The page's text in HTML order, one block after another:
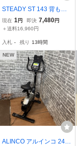
STEADY ST 143 背もた
れ着き フィットネスバイ
ク エクササイズ スポーツ
現在 1円 即決 7,480円
＋送料16,960円
入札 - 残り 13時間
NEW
ALINCO アルインコ 24段